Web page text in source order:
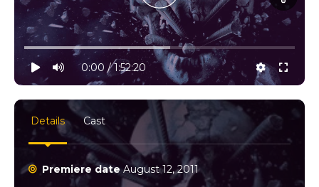
10% progress
play
volume
0:00 / 1:52:20 settings
Details Cast
Premiere dateAugust 12, 2011